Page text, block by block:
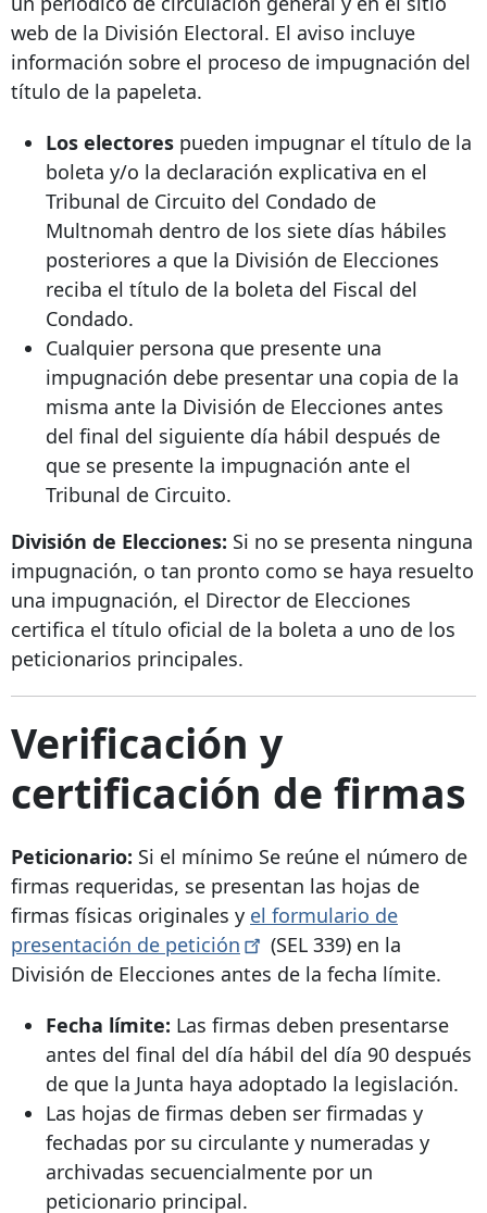
web de la División Electoral. El aviso incluye
información sobre el proceso de impugnación del
título de la papeleta.
Los electores pueden impugnar el título de la
boleta y/o la declaración explicativa en el
Tribunal de Circuito del Condado de
Multnomah dentro de los siete días hábiles
posteriores a que la División de Elecciones
reciba el título de la boleta del Fiscal del
Condado.
Cualquier persona que presente una
impugnación debe presentar una copia de la
misma ante la División de Elecciones antes
del final del siguiente día hábil después de
que se presente la impugnación ante el
Tribunal de Circuito.
División de Elecciones: Si no se presenta ninguna
impugnación, o tan pronto como se haya resuelto
una impugnación, el Director de Elecciones
certifica el título oficial de la boleta a uno de los
peticionarios principales.
Verificación y
certificación de firmas
Peticionario: Si el mínimo Se reúne el número de
firmas requeridas, se presentan las hojas de
firmas físicas originales y el formulario de
presentación de petición
(SEL 339) en la
División de Elecciones antes de la fecha límite.
Fecha límite: Las firmas deben presentarse
antes del final del día hábil del día 90 después
de que la Junta haya adoptado la legislación.
Las hojas de firmas deben ser firmadas y
fechadas por su circulante y numeradas y
archivadas secuencialmente por un
peticionario principal.